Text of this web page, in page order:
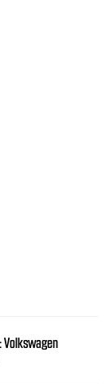
Volkswagen